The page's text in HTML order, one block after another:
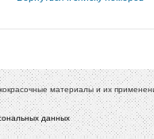
материалы и их
данных